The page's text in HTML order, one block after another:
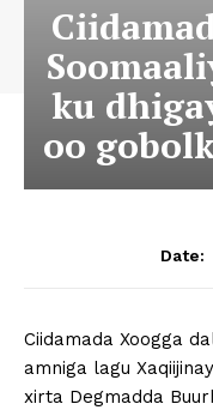
ku
oo
Date:
Ciidamada Xoogga
amniga lagu
xirta Degmadda